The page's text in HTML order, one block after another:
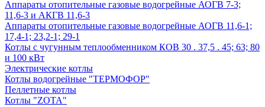
Аппараты отопительные газовые водогрейные АОГВ 7-3;
11,6-3 и АКГВ 11,6-3
Аппараты отопительные газовые водогрейные АОГВ 11,6-1;
17,4-1; 23,2-1; 29-1
Котлы с чугунным теплообменником КОВ 30 . 37,5 . 45; 63; 80
и 100 кВт
Электрические котлы
Котлы водогрейные "ТЕРМОФОР"
Пеллетные котлы
Котлы "ZOTA"